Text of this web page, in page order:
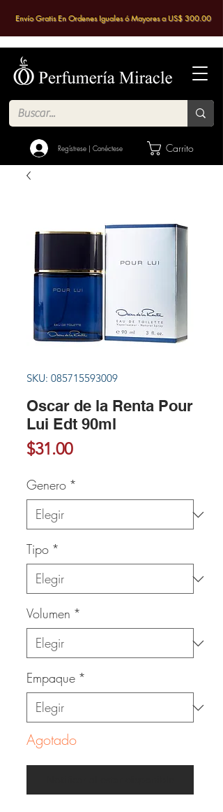
Regístrese | Conéctese Carrito
Envío Gratis En Ordenes Iguales ó Mayores a US$ 300.00
SKU: 085715593009
Oscar de la Renta Pour
Lui Edt 90ml
$31.00Precio
Genero *
Tipo *
Volumen *
Empaque *
Agotado